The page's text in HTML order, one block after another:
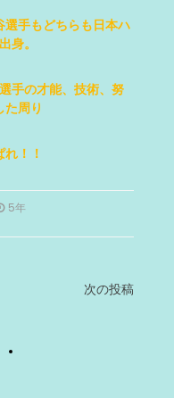
選手もどちらも日本ハ
身。
手の才能、技術、努
た周り
！！
5年
次の投稿